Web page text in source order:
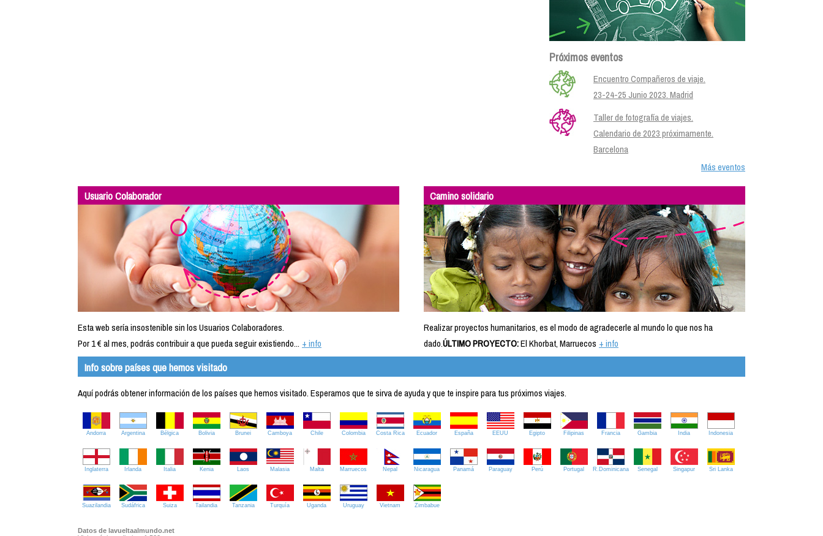
Próximos eventos
Encuentro Compañeros de viaje.
23-24-25 Junio 2023. Madrid
Taller de fotografía de viajes.
Calendario de 2023 próximamente.
Barcelona
Más eventos
Usuario Colaborador
Esta web sería insostenible sin los Usuarios Colaboradores.
Por 1 € al mes, podrás contribuir a que pueda seguir existiendo... + info
Camino solidario
Realizar proyectos humanitarios, es el modo de agradecerle al mundo lo que nos ha
dado.ÚLTIMO PROYECTO:El Khorbat, Marruecos + info
Info sobre países que hemos visitado
Aquí podrás obtener información de los países que hemos visitado. Esperamos que te sirva de ayuda y que te inspire para tus próximos viajes.
Andorra Argentina Bélgica Bolivia Brunei Camboya Chile Colombia Costa Rica Ecuador España EEUU Egipto Filipinas Francia Gambia India Indonesia
Inglaterra Irlanda Italia Kenia Laos Malasia Malta Marruecos Nepal Nicaragua Panamá Paraguay Perú Portugal R.Dominicana Senegal Singapur Sri Lanka
Suazilandia Sudáfrica Suiza Tailandia Tanzania Turquía Uganda Uruguay Vietnam Zimbabue
Datos de lavueltaalmundo.net